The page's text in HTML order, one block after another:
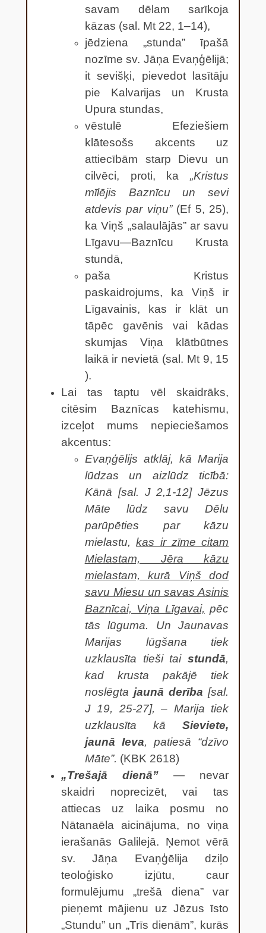
savam dēlam sarīkoja
kāzas (sal. Mt 22, 1–14),
jēdziena „stunda” īpašā
nozīme sv. Jāņa Evaņģēlijā;
it sevišķi, pievedot lasītāju
pie Kalvarijas un Krusta
Upura stundas,
vēstulē Efeziešiem
klātesošs akcents uz
attiecībām starp Dievu un
cilvēci, proti, ka„Kristus
mīlējis Baznīcu un sevi
atdevis par viņu”(Ef 5, 25),
ka Viņš „salaulājās” ar savu
Līgavu—Baznīcu Krusta
stundā,
paša Kristus
paskaidrojums, ka Viņš ir
Līgavainis, kas ir klāt un
tāpēc gavēnis vai kādas
skumjas Viņa klātbūtnes
laikā ir nevietā (sal. Mt 9, 15
).
Lai tas taptu vēl skaidrāks,
citēsim Baznīcas katehismu,
izceļot mums nepieciešamos
akcentus:
Evaņģēlijs atklāj, kā Marija
lūdzas un aizlūdz ticībā:
Kānā [sal. J 2,1-12] Jēzus
Māte lūdz savu Dēlu
parūpēties par kāzu
mielastu,kas ir zīme citam
Mielastam, Jēra kāzu
mielastam, kurā Viņš dod
savu Miesu un savas Asinis
Baznīcai, Viņa Līgavai, pēc
tās lūguma. Un Jaunavas
Marijas lūgšana tiek
uzklausīta tieši taistundā,
kad krusta pakājē tiek
noslēgta jaunā derība [sal.
J 19, 25-27], – Marija tiek
uzklausīta kāSieviete,
jaunā Ieva, patiesā “dzīvo
Māte”. (KBK 2618)
„Trešajā dienā”
— nevar
skaidri noprecizēt, vai tas
attiecas uz laika posmu no
Nātanaēla aicinājuma, no viņa
ierašanās Galilejā. Ņemot vērā
sv. Jāņa Evaņģēlija dziļo
teoloģisko izjūtu, caur
formulējumu „trešā diena” var
pieņemt mājienu uz Jēzus īsto
„Stundu” un „Trīs dienām”, kurās